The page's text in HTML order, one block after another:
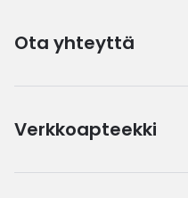
Ota yhteyttä
Verkkoapteekki